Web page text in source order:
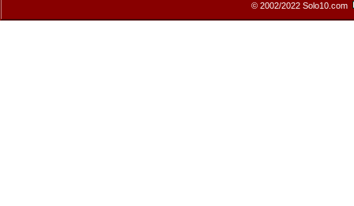
© 2002/2022 Solo10.com